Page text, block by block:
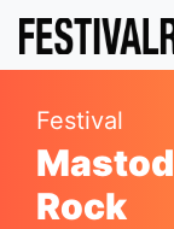
Festival
Rock